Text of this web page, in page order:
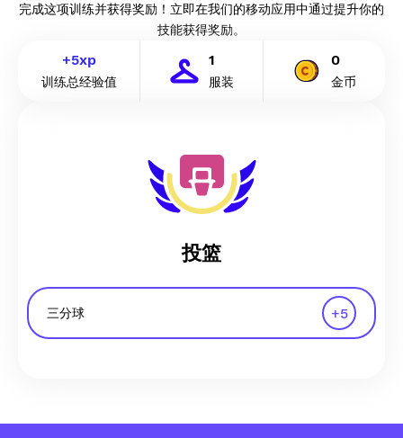
完成这项训练并获得奖励！立即在我们的移动应用中通过提升你的
技能获得奖励。
+5xp
训练总经验值
1
服装
0
金币
投篮
三分球 +5